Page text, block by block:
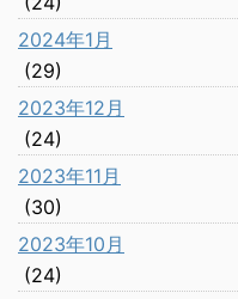
2024年1月
(29)
2023年12月
(24)
2023年11月
(30)
2023年10月
(24)